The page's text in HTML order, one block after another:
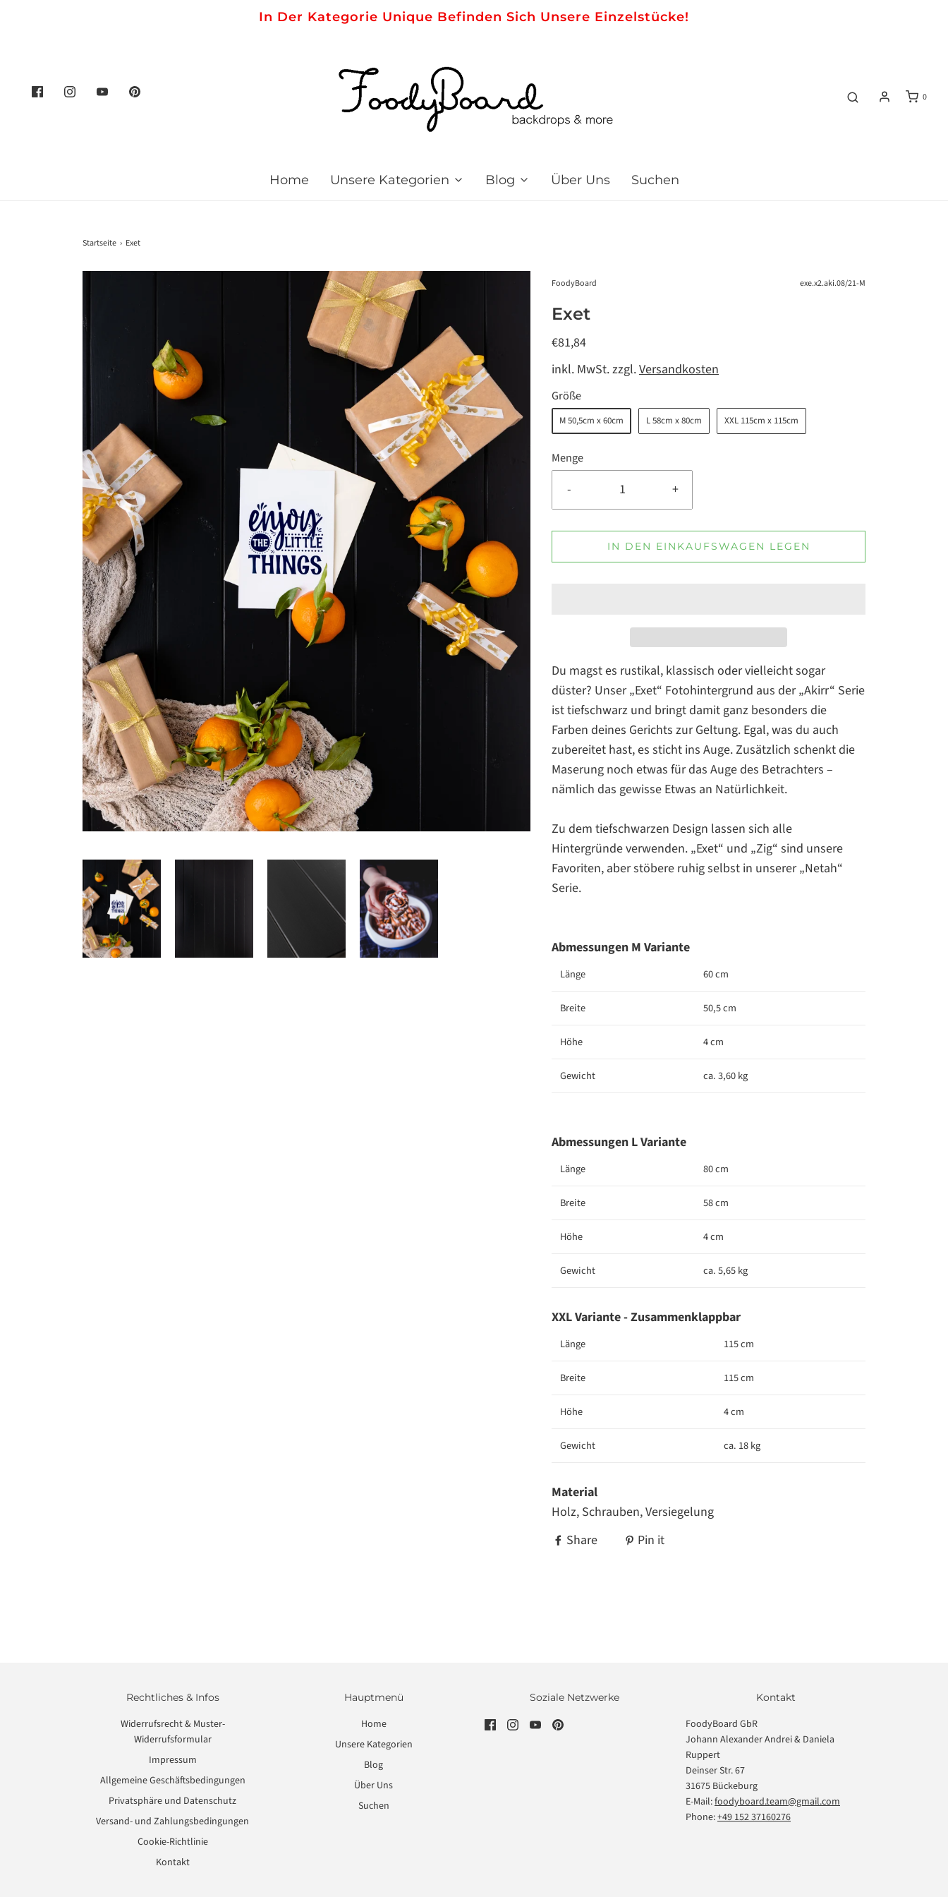
In Der Kategorie Unique Befinden Sich Unsere Einzelstücke!
0
Home Unsere Kategorien Blog Über Uns Suchen
Startseite › Exet
FoodyBoard exe.x2.aki.08/21-M
Exet
€81,84
inkl. MwSt. zzgl.Versandkosten
Größe
M 50,5cm x 60cm L 58cm x 80cm XXL 115cm x 115cm
Menge
- +
IN DEN EINKAUFSWAGEN LEGEN
Du magst es rustikal, klassisch oder vielleicht sogar
düster? Unser „Exet“ Fotohintergrund aus der „Akirr“ Serie
ist tiefschwarz und bringt damit ganz besonders die
Farben deines Gerichts zur Geltung. Egal, was du auch
zubereitet hast, es sticht ins Auge. Zusätzlich schenkt die
Maserung noch etwas für das Auge des Betrachters –
nämlich das gewisse Etwas an Natürlichkeit.
Zu dem tiefschwarzen Design lassen sich alle
Hintergründe verwenden. „Exet“ und „Zig“ sind unsere
Favoriten, aber stöbere ruhig selbst in unserer „Netah“
Serie.
Abmessungen M Variante
Länge 60 cm
Breite 50,5 cm
Höhe 4 cm
Gewicht ca. 3,60 kg
Abmessungen L Variante
Länge 80 cm
Breite 58 cm
Höhe 4 cm
Gewicht ca. 5,65 kg
XXL Variante - Zusammenklappbar
Länge 115 cm
Breite 115 cm
Höhe 4 cm
Gewicht ca. 18 kg
Material
Holz, Schrauben, Versiegelung
Share
Pin it
Rechtliches & Infos
Widerrufsrecht & Muster-
Widerrufsformular
Impressum
Allgemeine Geschäftsbedingungen
Privatsphäre und Datenschutz
Versand- und Zahlungsbedingungen
Cookie-Richtlinie
Kontakt
Hauptmenü
Home
Unsere Kategorien
Blog
Über Uns
Suchen
Soziale Netzwerke Kontakt
FoodyBoard GbR
Johann Alexander Andrei & Daniela
Ruppert
Deinser Str. 67
31675 Bückeburg
E-Mail:foodyboard.team@gmail.com
Phone:+49 152 37160276